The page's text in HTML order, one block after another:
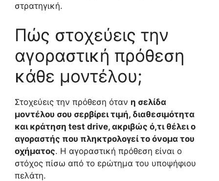
στρατηγική.
Πώς στοχεύεις την
αγοραστική πρόθεση
κάθε μοντέλου;
Στοχεύεις την πρόθεση όταν η σελίδα
μοντέλου σου σερβίρει τιμή, διαθεσιμότητα
και κράτηση test drive, ακριβώς ό,τι θέλει ο
αγοραστής που πληκτρολογεί το όνομα του
οχήματος. Η αγοραστική πρόθεση είναι ο
στόχος πίσω από το ερώτημα του υποψήφιου
πελάτη.